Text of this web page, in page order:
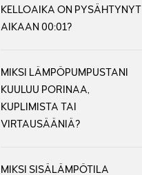
KELLOAIKA ON PYSÄHTYNYT
AIKAAN 00:01?
MIKSI LÄMPÖPUMPUSTANI
KUULUU PORINAA,
KUPLIMISTA TAI
VIRTAUSÄÄNIÄ?
MIKSI SISÄLÄMPÖTILA